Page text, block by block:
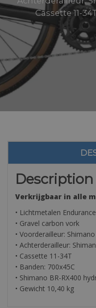
Cassette 11-
Description
Verkrijgbaar in alle
• Lichtmetalen
• Gravel carbon vork
• Voorderailleur:
• Achterderailleur:
• Cassette 11-34T
• Banden: 700x45C
• Shimano BR-RX400
• Gewicht 10,40 kg